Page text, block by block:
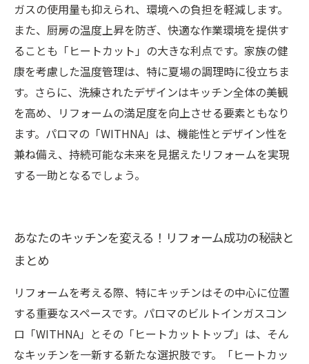
ガスの使用量も抑えられ、環境への負担を軽減します。
また、厨房の温度上昇を防ぎ、快適な作業環境を提供す
ることも「ヒートカット」の大きな利点です。家族の健
康を考慮した温度管理は、特に夏場の調理時に役立ちま
す。さらに、洗練されたデザインはキッチン全体の美観
を高め、リフォームの満足度を向上させる要素ともなり
ます。パロマの「WITHNA」は、機能性とデザイン性を
兼ね備え、持続可能な未来を見据えたリフォームを実現
する一助となるでしょう。
あなたのキッチンを変える！リフォーム成功の秘訣と
まとめ
リフォームを考える際、特にキッチンはその中心に位置
する重要なスペースです。パロマのビルトインガスコン
ロ「WITHNA」とその「ヒートカットトップ」は、そん
なキッチンを一新する新たな選択肢です。「ヒートカッ